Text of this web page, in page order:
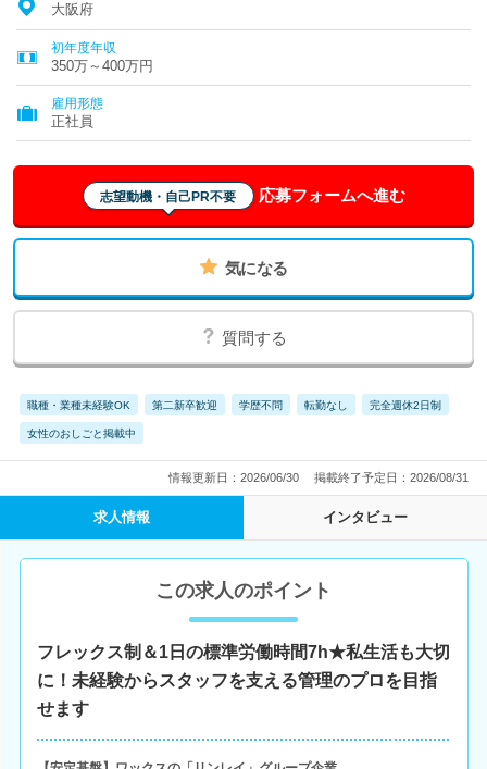
大阪府
初年度年収
350万～400万円
雇用形態
正社員
志望動機・自己PR不要 応募フォームへ進む
気になる
質問する
職種・業種未経験OK 第二新卒歓迎 学歴不問 転勤なし 完全週休2日制
女性のおしごと掲載中
情報更新日：2026/06/30 掲載終了予定日：2026/08/31
求人情報 インタビュー
この求人のポイント
フレックス制＆1日の標準労働時間7h★私生活も大切
に！未経験からスタッフを支える管理のプロを目指
せます